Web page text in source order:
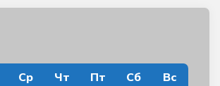
Ср Чт Пт Сб Вс